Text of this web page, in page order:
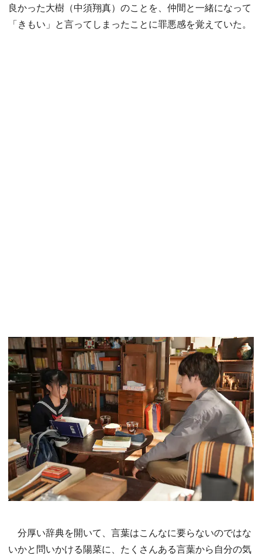
良かった大樹（中須翔真）のことを、仲間と一緒になって
「きもい」と言ってしまったことに罪悪感を覚えていた。
分厚い辞典を開いて、言葉はこんなに要らないのではな
いかと問いかける陽菜に、たくさんある言葉から自分の気